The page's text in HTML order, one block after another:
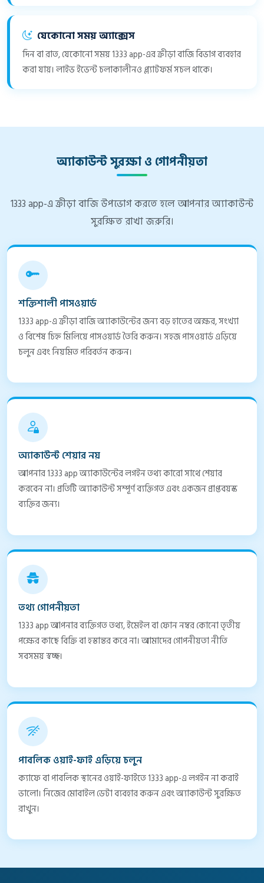
যেকোনো সময় অ্যাক্সেস
দিন বা রাত, যেকোনো সময় 1333 app-এর ক্রীড়া বাজি বিভাগ ব্যবহার
করা যায়। লাইভ ইভেন্ট চলাকালীনও প্ল্যাটফর্ম সচল থাকে।
অ্যাকাউন্ট সুরক্ষা ও গোপনীয়তা
1333 app-এ ক্রীড়া বাজি উপভোগ করতে হলে আপনার অ্যাকাউন্ট
সুরক্ষিত রাখা জরুরি।
শক্তিশালী পাসওয়ার্ড
1333 app-এ ক্রীড়া বাজি অ্যাকাউন্টের জন্য বড় হাতের অক্ষর, সংখ্যা
ও বিশেষ চিহ্ন মিলিয়ে পাসওয়ার্ড তৈরি করুন। সহজ পাসওয়ার্ড এড়িয়ে
চলুন এবং নিয়মিত পরিবর্তন করুন।
অ্যাকাউন্ট শেয়ার নয়
আপনার 1333 app অ্যাকাউন্টের লগইন তথ্য কারো সাথে শেয়ার
করবেন না। প্রতিটি অ্যাকাউন্ট সম্পূর্ণ ব্যক্তিগত এবং একজন প্রাপ্তবয়স্ক
ব্যক্তির জন্য।
তথ্য গোপনীয়তা
1333 app আপনার ব্যক্তিগত তথ্য, ইমেইল বা ফোন নম্বর কোনো তৃতীয়
পক্ষের কাছে বিক্রি বা হস্তান্তর করে না। আমাদের গোপনীয়তা নীতি
সবসময় স্বচ্ছ।
পাবলিক ওয়াই-ফাই এড়িয়ে চলুন
ক্যাফে বা পাবলিক স্থানের ওয়াই-ফাইতে 1333 app-এ লগইন না করাই
ভালো। নিজের মোবাইল ডেটা ব্যবহার করুন এবং অ্যাকাউন্ট সুরক্ষিত
রাখুন।